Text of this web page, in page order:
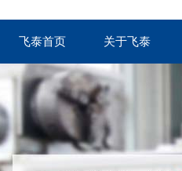
飞泰首页 关于飞泰